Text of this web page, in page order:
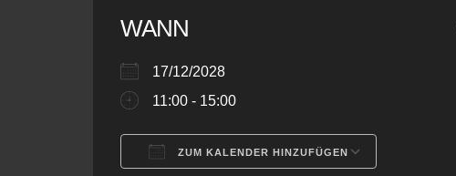
WANN
17/12/2028
11:00 - 15:00
ZUM KALENDER HINZUFÜGEN